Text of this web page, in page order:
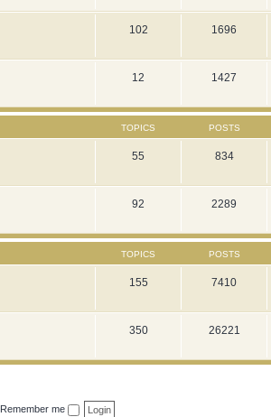
102 1696
12 1427
TOPICS POSTS
55 834
92 2289
TOPICS POSTS
155 7410
350 26221
Remember me